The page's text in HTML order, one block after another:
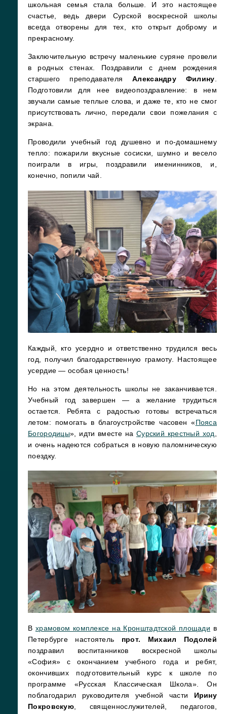
школьная семья стала больше. И это настоящее
счастье, ведь двери Сурской воскресной школы
всегда отворены для тех, кто открыт доброму и
прекрасному.
Заключительную встречу маленькие суряне провели
в родных стенах. Поздравили с днем рождения
старшего преподавателяАлександру Филину.
Подготовили для нее видеопоздравление: в нем
звучали самые теплые слова, и даже те, кто не смог
присутствовать лично, передали свои пожелания с
экрана.
Проводили учебный год душевно и по-домашнему
тепло: пожарили вкусные сосиски, шумно и весело
поиграли в игры, поздравили именинников, и,
конечно, попили чай.
Каждый, кто усердно и ответственно трудился весь
год, получил благодарственную грамоту. Настоящее
усердие — особая ценность!
Но на этом деятельность школы не заканчивается.
Учебный год завершен — а желание трудиться
остается. Ребята с радостью готовы встречаться
летом: помогать в благоустройстве часовен «Пояса
Богородицы», идти вместе на Сурский крестный ход
и очень надеются собраться в новую паломническую
поездку.
В храмовом комплексе на Кронштадтской площади в
Петербурге настоятель прот. Михаил Подолей
поздравил воспитанников воскресной школы
«София» с окончанием учебного года и ребят,
окончивших подготовительный курс к школе по
программе «Русская Классическая Школа». Он
поблагодарил руководителя учебной части Ирину
Покровскую , священнослужителей, педагогов,